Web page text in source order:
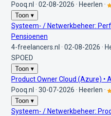
Pooq.nl · 02-08-2026 · Heerlen ·
Toon ▾
Systeem- / Netwerkbeheer:
Pensioenen
4-freelancers.nl · 02-08-2026 ·
SPOED
Toon ▾
Product Owner Cloud (Azure) •
Pooq.nl · 30-07-2026 · Heerlen ·
Toon ▾
Systeem- / Netwerkbeheer: